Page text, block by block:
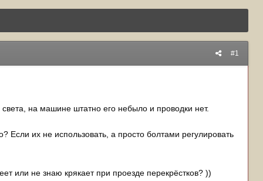
#1
на машине штатно его небыло и проводки нет.
Если их не использовать, а просто болтами регулировать
или не знаю крякает при проезде перекрёстков? ))